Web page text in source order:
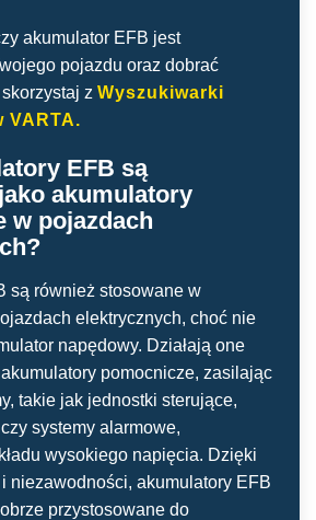
akumulator EFB jest
pojazdu oraz dobrać
z Wyszukiwarki
VARTA.
EFB są
akumulatory
w pojazdach
są również stosowane w
elektrycznych, choć nie
napędowy. Działają one
pomocnicze, zasilając
takie jak jednostki sterujące,
systemy alarmowe,
wysokiego napięcia. Dzięki
niezawodności, akumulatory EFB
przystosowane do